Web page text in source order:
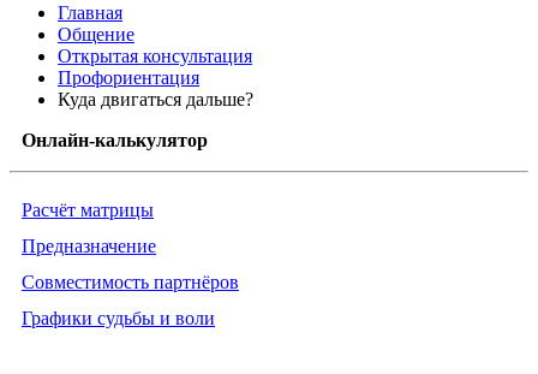
Главная
Общение
Открытая консультация
Профориентация
Куда двигаться дальше?
Онлайн-калькулятор
Расчёт матрицы
Предназначение
Совместимость партнёров
Графики судьбы и воли